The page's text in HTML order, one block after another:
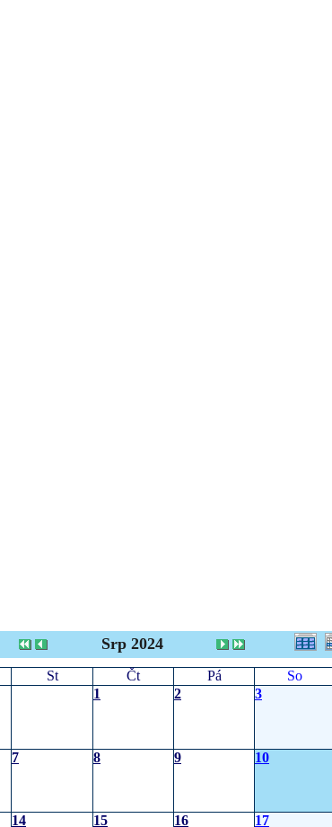
Srp 2024
St Čt Pá So
1
2 3
7 8 9 10
14 15 16 17